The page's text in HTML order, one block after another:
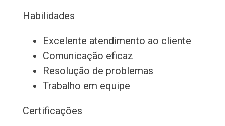
Habilidades
Excelente atendimento ao cliente
Comunicação eficaz
Resolução de problemas
Trabalho em equipe
Certificações